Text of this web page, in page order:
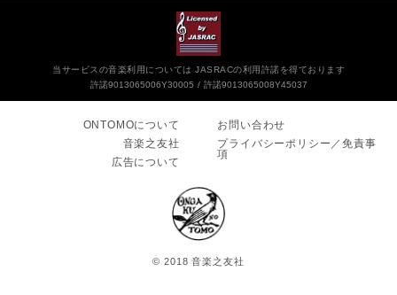
当サービスの音楽利用については JASRACの利用許諾を得ております
許諾9013065006Y30005
許諾9013065008Y45037
ONTOMOについて
音楽之友社
広告について
お問い合わせ
プライバシーポリシー／免責事
項
© 2018 音楽之友社